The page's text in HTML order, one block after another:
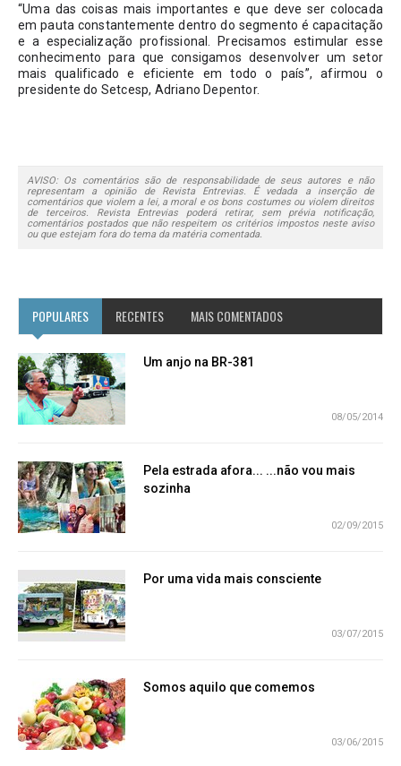
“Uma das coisas mais importantes e que deve ser colocada
em pauta constantemente dentro do segmento é capacitação
e a especialização profissional. Precisamos estimular esse
conhecimento para que consigamos desenvolver um setor
mais qualificado e eficiente em todo o país”, afirmou o
presidente do Setcesp, Adriano Depentor.
AVISO: Os comentários são de responsabilidade de seus autores e não
representam a opinião de Revista Entrevias. É vedada a inserção de
comentários que violem a lei, a moral e os bons costumes ou violem direitos
de terceiros. Revista Entrevias poderá retirar, sem prévia notificação,
comentários postados que não respeitem os critérios impostos neste aviso
ou que estejam fora do tema da matéria comentada.
POPULARES RECENTES MAIS COMENTADOS
Um anjo na BR-381
08/05/2014
Pela estrada afora... ...não vou mais
sozinha
02/09/2015
Por uma vida mais consciente
03/07/2015
Somos aquilo que comemos
03/06/2015